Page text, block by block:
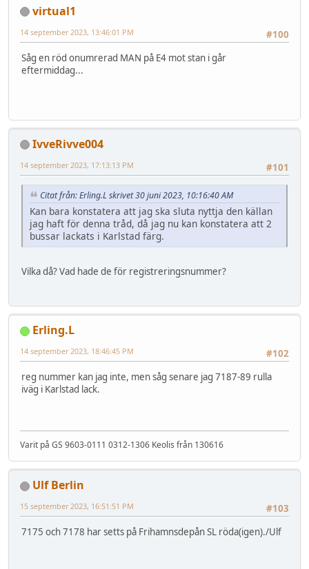
virtual1
#100
14 september 2023, 13:46:01 PM
Såg en röd onumrerad MAN på E4 mot stan i går
eftermiddag...
IvveRivve004
#101
14 september 2023, 17:13:13 PM
Citat från: Erling.L skrivet 30 juni 2023, 10:16:40 AM
Kan bara konstatera att jag ska sluta nyttja den källan
jag haft för denna tråd, då jag nu kan konstatera att 2
bussar lackats i Karlstad färg.
Vilka då? Vad hade de för registreringsnummer?
Erling.L
#102
14 september 2023, 18:46:45 PM
reg nummer kan jag inte, men såg senare jag 7187-89 rulla
iväg i Karlstad lack.
Varit på GS 9603-0111 0312-1306 Keolis från 130616
Ulf Berlin
#103
15 september 2023, 16:51:51 PM
7175 och 7178 har setts på Frihamnsdepån SL röda(igen)./Ulf